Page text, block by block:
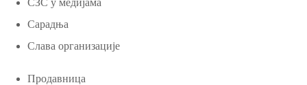
Сарадња
Слава организације
Продавница